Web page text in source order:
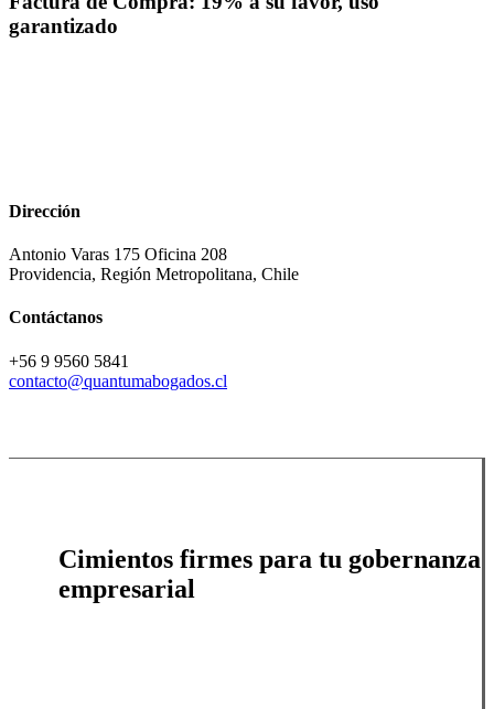
19%
garantizado
Dirección
Antonio Varas 175 Oficina 208
Providencia, Región Metropolitana, Chile
Contáctanos
+56 9 9560 5841
contacto@quantumabogados.cl
Cimientos firmes para tu gobernanza
empresarial